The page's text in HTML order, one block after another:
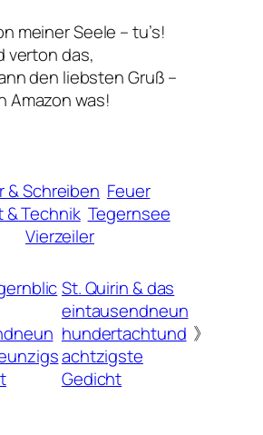
meiner Seele – tu’s!
verton das,
den liebsten Gruß –
Amazon was!
& Schreiben Feuer
& Technik Tegernsee
Vierzeiler
St. Quirin & das
eintausendneun
hundertachtund
achtzigste
Gedicht
》